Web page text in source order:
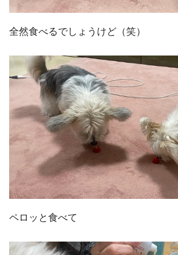
全然食べるでしょうけど（笑）
ペロッと食べて